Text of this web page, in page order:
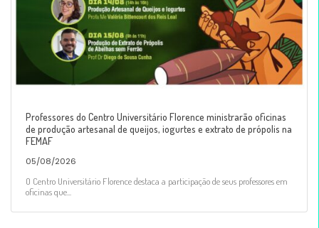
Professores do Centro Universitário Florence ministrarão oficinas
de produção artesanal de queijos, iogurtes e extrato de própolis na
FEMAF
05/08/2026
O Centro Universitário Florence destaca a participação de seus professores em
oficinas que...